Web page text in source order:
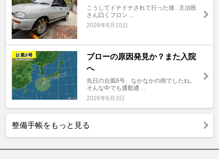
こうしてドナドナされて行った彼.. 主治医
さん曰くフロン ...
2026年6月10日
ブローの原因発見か？また入院
へ
先日の台風6号、なかなかの雨でしたね。
そんな中でも通勤通 ...
2026年6月3日
整備手帳をもっと見る